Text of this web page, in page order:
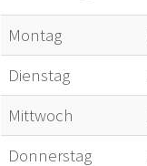
Montag
Dienstag
Mittwoch
Donnerstag